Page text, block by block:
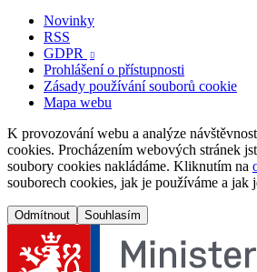
Novinky
RSS
GDPR

Prohlášení o přístupnosti
Zásady používání souborů cookie
Mapa webu
K provozování webu a analýze
cookies. Procházením webových stránek
soubory cookies nakládáme. Kliknutím na
souborech cookies, jak je používáme a jak
Odmítnout Souhlasím